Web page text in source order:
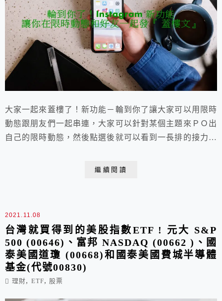
大家一起來蓋樓了！新功能－輪到你了讓大家可以用限時
動態跟朋友們一起串連，大家可以針對某個主題來ＰＯ出
自己的限時動態，然後點選後就可以看到一長排的接力限
繼續閱讀
2021.11.08
台灣就買得到的美股指數ETF ! 元大 S&P
500 (00646)、富邦 NASDAQ (00662 )、國
泰美國道瓊 (00668)和國泰美國費城半導體
基金(代號00830)
理財, ETF, 股票